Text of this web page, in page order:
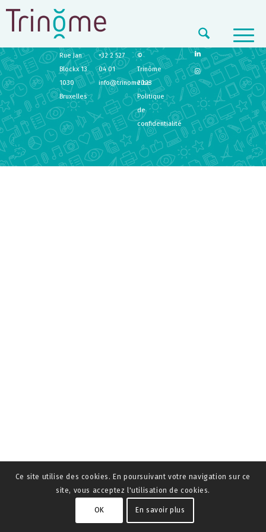
TRINÔME
Rue Jan
Blockx 13
1030
Bruxelles
+32 2 527
04 01
info@trinome.be
©
Trinôme
2023
Politique
de
confidentialité
Ce site utilise des cookies. En poursuivant votre navigation sur ce
site, vous acceptez l'utilisation de cookies.
OK En savoir plus